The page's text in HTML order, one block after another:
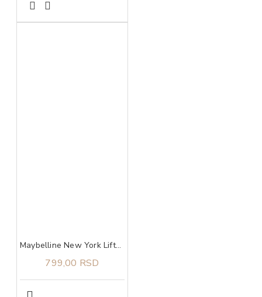
Maybelline New York Lifter Glaze balzam za usne 003 rose bite
799,00 RSD